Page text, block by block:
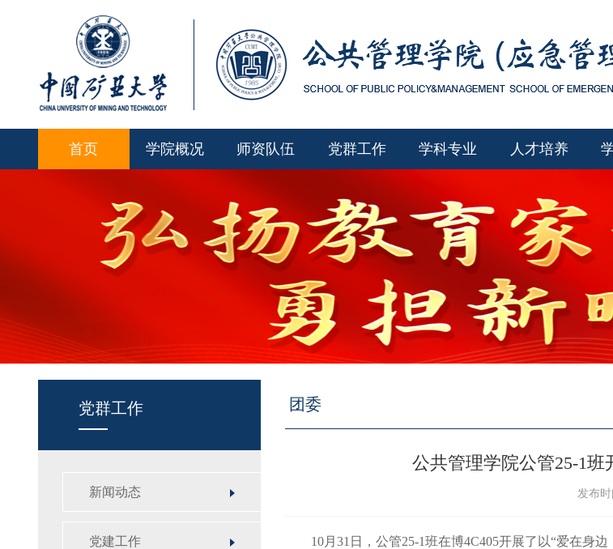
首页 学院概况 师资队伍 党群工作 学科专业 人才培养
党群工作
新闻动态
党建工作
团委
公共管理学院公管25-1
发布时
10月31日，公管25-1班在博4C405开展了以“爱在身